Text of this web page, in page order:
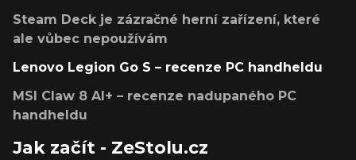
Steam Deck je zázračné herní zařízení, které
ale vůbec nepoužívám
Lenovo Legion Go S – recenze PC handheldu
MSI Claw 8 AI+ – recenze nadupaného PC
handheldu
Jak začít - ZeStolu.cz